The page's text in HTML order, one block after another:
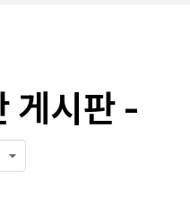
게시판 -